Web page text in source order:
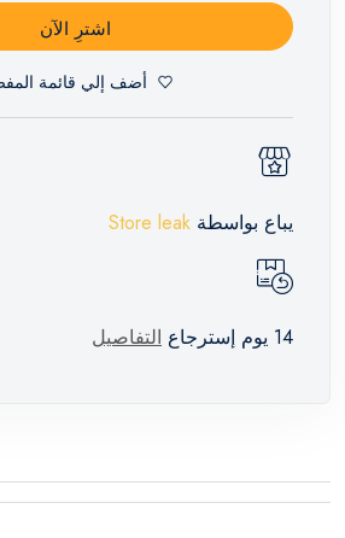
اشترِ الآن
أضف إلي قائمة
يباع بواسطة Store leak
14 يوم إسترجاع التفاصيل